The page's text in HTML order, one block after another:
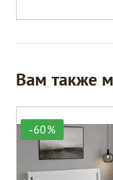
Вам также
-60%